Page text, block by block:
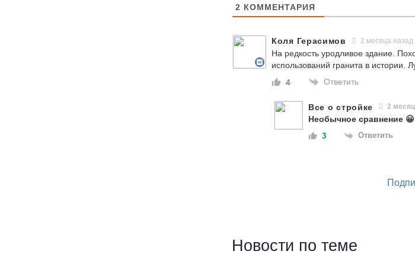
2 КОММЕНТАРИЯ
Коля Герасимов 2 месяца назад
На редкость уродливое здание.
использований гранита в истории.
4
Ответить
Все о стройке 2
Необычное сравнение 😀
3 Ответить
Новости по теме